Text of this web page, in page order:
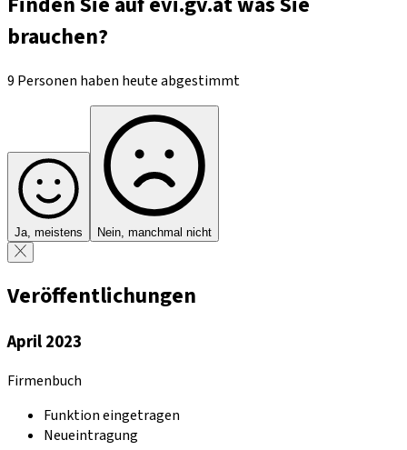
brauchen?
9 Personen haben heute abgestimmt
Ja, meistens Nein, manchmal nicht
Veröffentlichungen
April 2023
Firmenbuch
Funktion eingetragen
Neueintragung